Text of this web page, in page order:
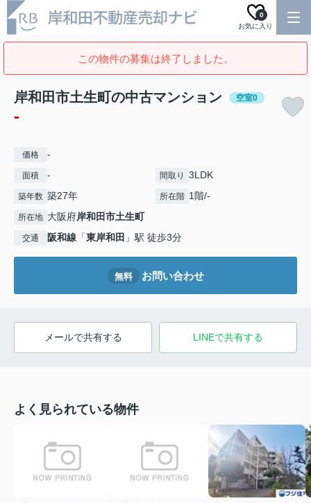
お気に入り
0
この物件の募集は終了しました。
岸和田市土生町の中古マンション 空室0
-
価格 -
面積 - 間取り 3LDK
築年数 築27年 所在階 1階/-
所在地 大阪府岸和田市土生町
交通 阪和線 「東岸和田 」駅 徒歩3分
無料 お問い合わせ
メールで共有する LINEで共有する
よく見られている物件